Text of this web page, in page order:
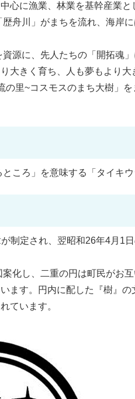
心に漁業、林業を基幹産業と
舟川」がまちを流れ、海岸
源に、先人たちの「開拓魂
大きく育ち、人も夢もより
の里~コスモスのまち大樹」
ころ」を意味する「タイキウ
制定され、翌昭和26年4月1
化し、二重の円は町民がお
ます。円内に配した『樹』
ています。